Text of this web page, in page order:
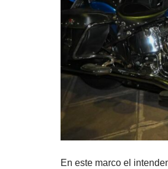
En este marco el